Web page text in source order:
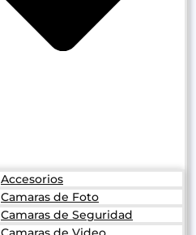
Accesorios
Camaras de Foto
Camaras de Seguridad